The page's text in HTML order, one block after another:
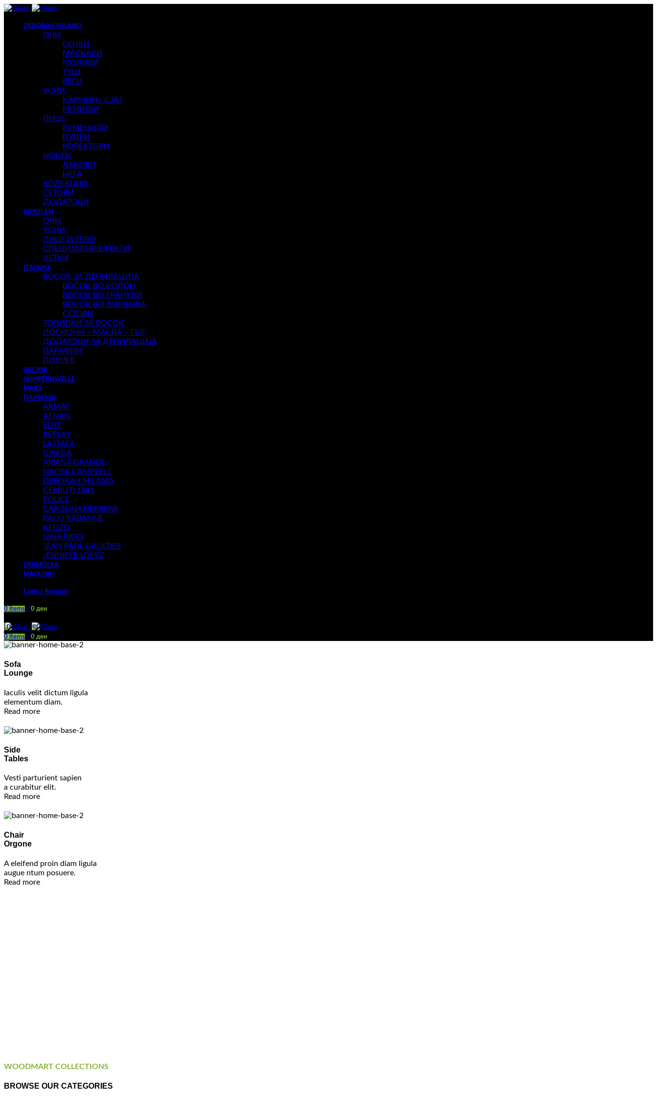
DEBORAH MILANO
ОЧИ
СЕНКИ
МАСКАРИ
МОЛИВИ
ТУШ
ВЕЃИ
УСНИ
КАРМИН / СЈАЈ
МОЛИВИ
ЛИЦЕ
РУМЕНИЛО
ПУДРИ
КОРЕКТОРИ
НОКТИ
ЛАКОВИ
НЕГА
КОЛЕКЦИИ
СЕТОВИ
ДОДАТОЦИ
KRYOLAN
ОЧИ
УСНИ
ЛИЦЕ И ТЕЛО
СПЕЦИЈАЛНИ ЕФЕКТИ
ЧЕТКИ
ITALWAX
ВОСОК ЗА ДЕПИЛАЦИЈА
ВОСОК ВО РОЛОН
ВОСОК ВО ГРАНУЛИ
ВОСОК ВО ЛИМЕНКА
СЕТОВИ
ТОПИЛКИ ЗА ВОСОК
ЛОСИОНИ – МАСЛА – ГЕЛ
ДОДАТОЦИ ЗА ДЕПИЛАЦИЈА
ПАРАФИН
ПИЛИНГ
ARCAYA
WIMPERNWELLE
MAX2
ПАРФЕМИ
ARMAF
AFNAN
ELITE
REPLAY
LATTAFA
GISADA
ARIANA GRANDE
NAOMI CAMPBELL
DEBORAH MILANO
CERRUTI 1881
POLICE
CAROLINA HERRERA
PACO RABANNE
KENZO
NINA RICCI
JEAN PAUL GAULTIER
JENNIFER LOPEZ
DERMOLAB
МАГАЗИН
Login / Register
0 items / 0 ден
0 items / 0 ден
[rev_slider_vc alias=”layout-basic”]
Sofa
Lounge
Iaculis velit dictum ligula
elementum diam.
Read more
Side
Tables
Vesti parturient sapien
a curabitur elit.
Read more
Chair
Orgone
A eleifend proin diam ligula
augue ntum posuere.
Read more
WOODMART COLLECTIONS
BROWSE OUR CATEGORIES